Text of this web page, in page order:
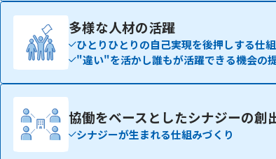
多様な人材の活躍
ひとりひとりの自己実現を後押しする仕
"違い"を活かし誰もが活躍できる機会の
協働をベースとしたシナジーの創
シナジーが生まれる仕組みづくり